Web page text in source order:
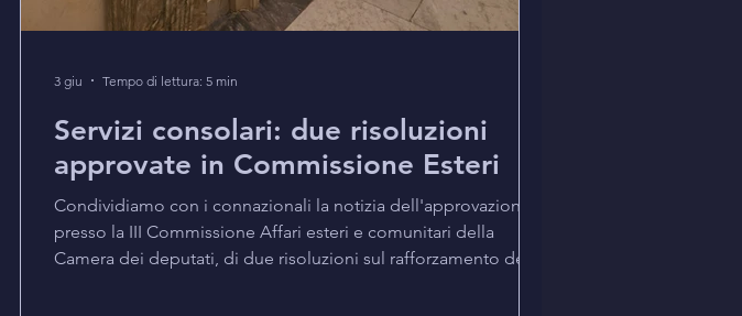
Servizi consolari: due risoluzioni
approvate in Commissione Esteri
Condividiamo con i connazionali la notizia dell'approvazione,
presso la III Commissione Affari esteri e comunitari della
Camera dei deputati, di due risoluzioni sul rafforzamento dei
3 giu Tempo di lettura: 5 min